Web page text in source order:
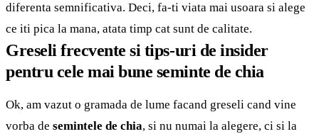
diferenta semnificativa. Deci, fa-ti viata mai usoara si alege
ce iti pica la mana, atata timp cat sunt de calitate.
Greseli frecvente si tips-uri de insider
pentru cele mai bune seminte de chia
Ok, am vazut o gramada de lume facand greseli cand vine
vorba de semintele de chia, si nu numai la alegere, ci si la